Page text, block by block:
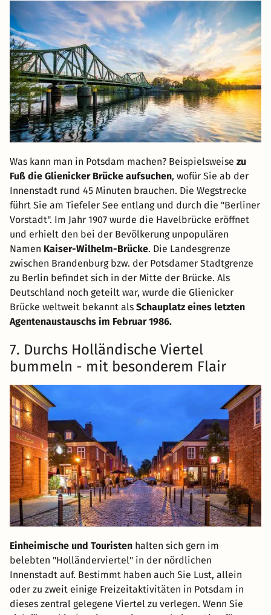
Was kann man in Potsdam machen? Beispielsweise zu
Fuß die Glienicker Brücke aufsuchen, wofür Sie ab der
Innenstadt rund 45 Minuten brauchen. Die Wegstrecke
führt Sie am Tiefeler See entlang und durch die "Berliner
Vorstadt". Im Jahr 1907 wurde die Havelbrücke eröffnet
und erhielt den bei der Bevölkerung unpopulären
Namen Kaiser-Wilhelm-Brücke. Die Landesgrenze
zwischen Brandenburg bzw. der Potsdamer Stadtgrenze
zu Berlin befindet sich in der Mitte der Brücke. Als
Deutschland noch geteilt war, wurde die Glienicker
Brücke weltweit bekannt als Schauplatz eines letzten
Agentenaustauschs im Februar 1986.
7. Durchs Holländische Viertel
bummeln - mit besonderem Flair
Einheimische und Touristen halten sich gern im
belebten "Holländerviertel" in der nördlichen
Innenstadt auf. Bestimmt haben auch Sie Lust, allein
oder zu zweit einige Freizeitaktivitäten in Potsdam in
dieses zentral gelegene Viertel zu verlegen. Wenn Sie